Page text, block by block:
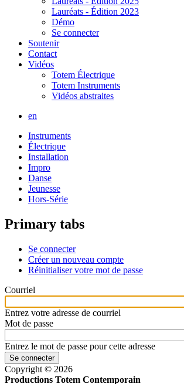
Lauréats - Édition 2023
Démo
Se connecter
Soutenir
Contact
Vidéos
Totem Électrique
Totem Instruments
Vidéos abstraites
en
Instruments
Électrique
Installation
Impro
Danse
Jeunesse
Hors-Série
Primary tabs
Se connecter
Créer un nouveau compte
Réinitialiser votre mot de passe
Courriel
Entrez votre adresse de courriel
Mot de passe
Entrez le mot de passe pour cette adresse
Copyright © 2026
Productions Totem Contemporain